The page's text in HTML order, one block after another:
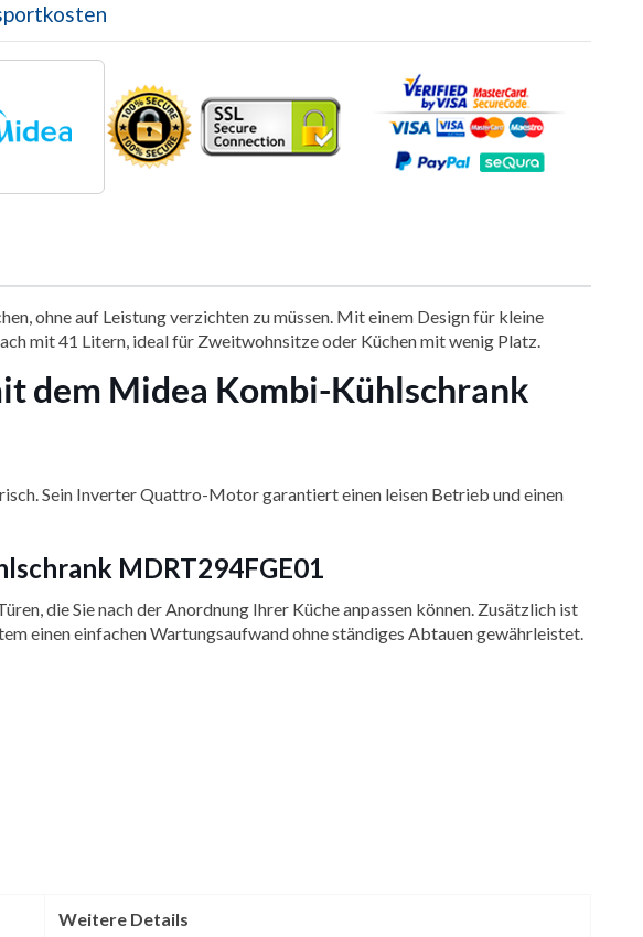
ohne auf Leistung verzichten zu müssen. Mit einem Design für kleine
mit 41 Litern, ideal für Zweitwohnsitze oder Küchen mit wenig Platz.
dem Midea Kombi-Kühlschrank
Sein Inverter Quattro-Motor garantiert einen leisen Betrieb und einen
MDRT294FGE01
die Sie nach der Anordnung Ihrer Küche anpassen können. Zusätzlich ist
einen einfachen Wartungsaufwand ohne ständiges Abtauen gewährleistet.
Weitere Details